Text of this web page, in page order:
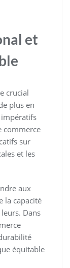
et
crucial
plus en
impératifs
commerce
sur
et les
aux
la capacité
Dans
équitable